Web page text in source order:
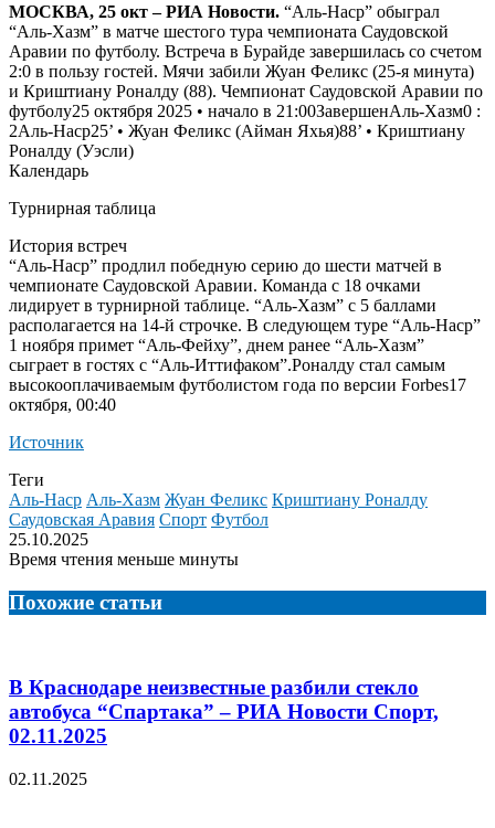
МОСКВА, 25 окт – РИА Новости. “Аль-Наср” обыграл
“Аль-Хазм” в матче шестого тура чемпионата Саудовской
Аравии по футболу. Встреча в Бурайде завершилась со счетом
2:0 в пользу гостей. Мячи забили Жуан Феликс (25-я минута)
и Криштиану Роналду (88). Чемпионат Саудовской Аравии по
футболу25 октября 2025 • начало в 21:00ЗавершенАль-Хазм0 :
2Аль-Наср25‎’‎ • Жуан Феликс (Айман Яхья)88‎’‎ • Криштиану
Роналду (Уэсли)
Календарь
Турнирная таблица
История встреч
“Аль-Наср” продлил победную серию до шести матчей в
чемпионате Саудовской Аравии. Команда с 18 очками
лидирует в турнирной таблице. “Аль-Хазм” с 5 баллами
располагается на 14-й строчке. В следующем туре “Аль-Наср”
1 ноября примет “Аль-Фейху”, днем ранее “Аль-Хазм”
сыграет в гостях с “Аль-Иттифаком”.Роналду стал самым
высокооплачиваемым футболистом года по версии Forbes17
октября, 00:40
Источник
Теги
Аль-Наср Аль-Хазм Жуан Феликс Криштиану Роналду
Саудовская Аравия Спорт Футбол
25.10.2025
Время чтения меньше минуты
Похожие статьи
В Краснодаре неизвестные разбили стекло
автобуса “Спартака” – РИА Новости Спорт,
02.11.2025
02.11.2025